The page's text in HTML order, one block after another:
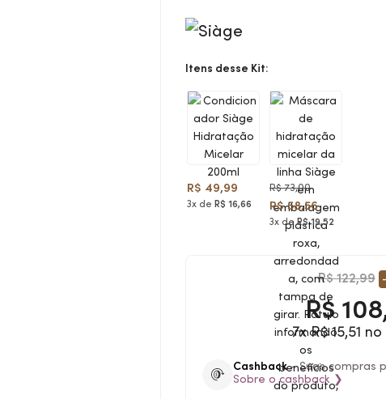
Itens desse Kit:
R$ 49,99
3x de R$ 16,66
R$ 73,00
R$ 58,56
3x deR$ 19,52
R$ 122,99
R$
7x R$ 15,51
Cashback- Suas compras
Sobre ocashback ❯